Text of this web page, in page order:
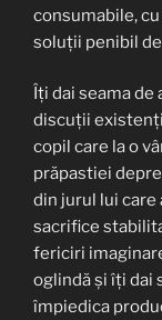
consumabile,
soluții penibil
Îți dai seama de
discuții
copil care la o
prăpastiei
din jurul lui
sacrifice
fericiri
oglindă și îți dai
împiedica